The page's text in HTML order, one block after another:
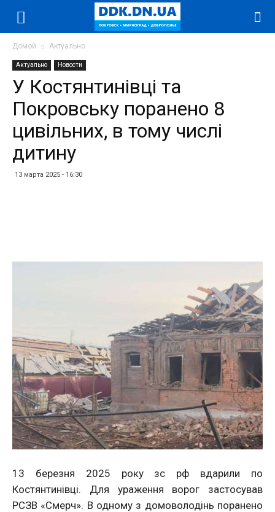
Домой Актуально
Актуально Новости
У Костянтинівці та
Покровську поранено 8
цивільних, в тому числі
дитину
13 марта 2025 - 16:30
13 березня 2025 року зc рф вдарили по
Костянтинівці. Для ураження ворог застосував
РСЗВ «Смерч». В одному з домоволодінь поранено